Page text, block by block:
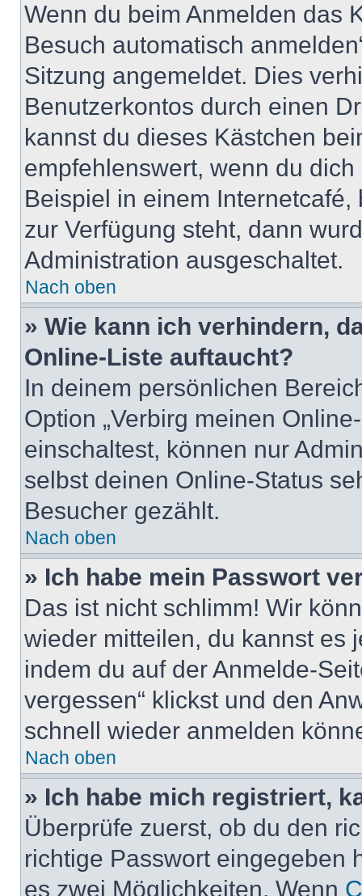
Wenn du beim Anmelden das
Besuch automatisch
Sitzung angemeldet. Dies
Benutzerkontos durch einen
kannst du dieses Kästchen
empfehlenswert, wenn du
Beispiel in einem
zur Verfügung steht, dann
Administration ausgeschaltet.
Nach oben
» Wie kann ich verhindern,
Online-Liste auftaucht?
In deinem persönlichen
Option „Verbirg meinen
einschaltest, können nur
selbst deinen Online-Status
Besucher gezählt.
Nach oben
» Ich habe mein Passwort
Das ist nicht schlimm! Wir
wieder mitteilen, du kannst es
indem du auf der Anmelde-
vergessen“ klickst und den
schnell wieder anmelden
Nach oben
» Ich habe mich registriert,
Überprüfe zuerst, ob du den
richtige Passwort eingegeben
es zwei Möglichkeiten. Wenn